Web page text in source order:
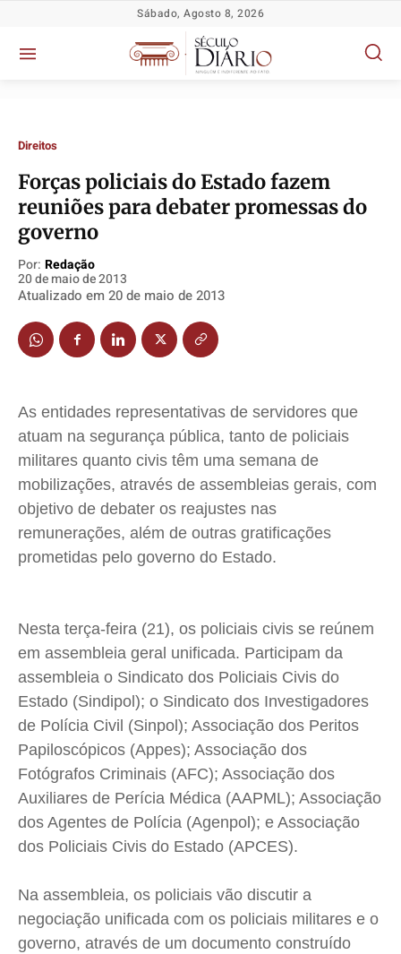
Socioeconômicas
TV Século
Justiça
Educação
Segurança
Saúde
Cidades
Direitos
Economia
Cultura
Jr Mignone (in memorian)
Wanda Sily
Publicidade Legal
Anuncie
Quem Somos
Expediente
Contato
Termos de Uso
Socioeconômicas
TV Século
Justiça
Educação
Segurança
Saúde
Cidades
Direitos
Economia
Cultura
Jr Mignone (in memorian)
Wanda Sily
Publicidade Legal
Anuncie
Quem Somos
Expediente
Contato
Termos de Uso
Socioeconômicas
TV Século
Justiça
Educação
Segurança
Saúde
Cidades
Direitos
Economia
Cultura
Jr Mignone (in memorian)
Wanda Sily
Publicidade Legal
Anuncie
Quem Somos
Expediente
Contato
Termos de Uso
Socioeconômicas
TV Século
Justiça
Educação
Segurança
Saúde
Cidades
Direitos
Economia
Cultura
Jr Mignone (in memorian)
Wanda Sily
Publicidade Legal
Anuncie
Quem Somos
Expediente
Contato
Termos de Uso
Sábado, Agosto 8, 2026
Direitos
Forças policiais do Estado fazem
reuniões para debater promessas do
governo
Por: Redação
20 de maio de 2013
Atualizado em 20 de maio de 2013
As entidades representativas de servidores que
atuam na segurança pública, tanto de policiais
militares quanto civis têm uma semana de
mobilizações, através de assembleias gerais, com
objetivo de debater os reajustes nas
remunerações, além de outras gratificações
prometidas pelo governo do Estado.
Nesta terça-feira (21), os policiais civis se reúnem
em assembleia geral unificada. Participam da
assembleia o Sindicato dos Policiais Civis do
Estado (Sindipol); o Sindicato dos Investigadores
de Polícia Civil (Sinpol); Associação dos Peritos
Papiloscópicos (Appes); Associação dos
Fotógrafos Criminais (AFC); Associação dos
Auxiliares de Perícia Médica (AAPML); Associação
dos Agentes de Polícia (Agenpol); e Associação
dos Policiais Civis do Estado (APCES).
Na assembleia, os policiais vão discutir a
negociação unificada com os policiais militares e o
governo, através de um documento construído